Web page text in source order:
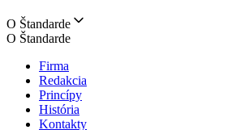
O Štandarde
O Štandarde
Firma
Redakcia
Princípy
História
Kontakty